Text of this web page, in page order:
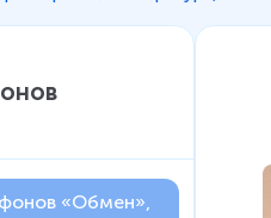
«Обмен»,